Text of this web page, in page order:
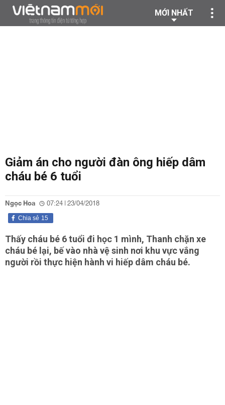
MỚI NHẤT
Giảm án cho người đàn ông hiếp dâm
cháu bé 6 tuổi
Ngọc Hoa 07:24 | 23/04/2018
15
Chia sẻ
Thấy cháu bé 6 tuổi đi học 1 mình, Thanh chặn xe
cháu bé lại, bế vào nhà vệ sinh nơi khu vực vắng
người rồi thực hiện hành vi hiếp dâm cháu bé.